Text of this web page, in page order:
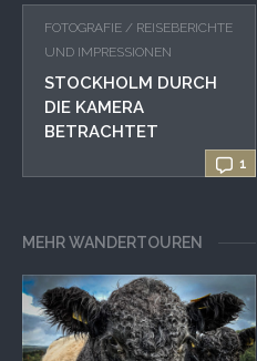
1
FOTOGRAFIE / REISEBERICHTE
UND IMPRESSIONEN
STOCKHOLM DURCH
DIE KAMERA
BETRACHTET
MEHR WANDERTOUREN